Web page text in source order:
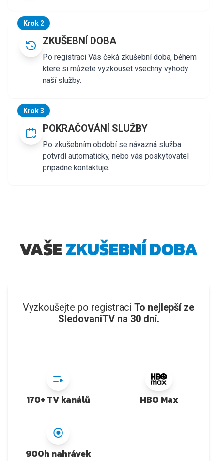
Krok 2
ZKUŠEBNÍ DOBA
Po registraci Vás čeká zkušební doba, během
které si můžete vyzkoušet všechny výhody
naší služby.
Krok 3
POKRAČOVÁNÍ SLUŽBY
Po zkušebním období se návazná služba
potvrdí automaticky, nebo vás poskytovatel
případně kontaktuje.
VAŠEZKUŠEBNÍ DOBA
Vyzkoušejte po registraci To nejlepší ze
SledovaniTV na 30 dní.
170+ TV kanálů HBO Max
900h nahrávek